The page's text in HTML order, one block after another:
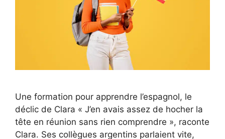
Une formation pour apprendre l’espagnol, le
déclic de Clara « J’en avais assez de hocher la
tête en réunion sans rien comprendre », raconte
Clara. Ses collègues argentins parlaient vite,